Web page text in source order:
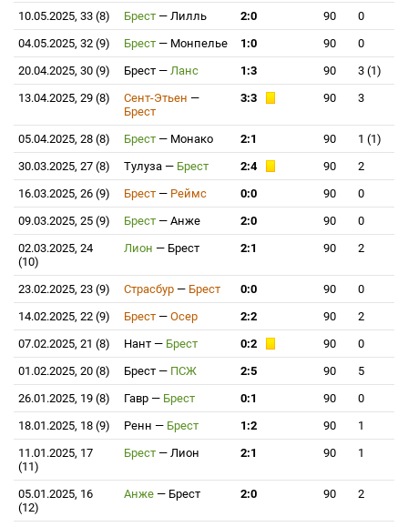
10.05.2025, 33 (8)
Брест — Лилль 2:0 90
0
04.05.2025, 32 (9)
Брест — Монпелье 1:0 90
0
20.04.2025, 30 (9)
Брест — Ланс 1:3 90
3 (1)
13.04.2025, 29 (8)
Сент-Этьен —
Брест
3:3 90 3
05.04.2025, 28 (8) Брест — Монако 2:1 90
1 (1)
30.03.2025, 27 (8)
Тулуза — Брест 2:4 90
2
16.03.2025, 26 (9)
Брест — Реймс 0:0 90
0
09.03.2025, 25 (9)
Брест — Анже 2:0 90
0
02.03.2025, 24
(10)
Лион — Брест 2:1 90 2
23.02.2025, 23 (9) Страсбур — Брест 0:0 90
0
14.02.2025, 22 (9)
Брест — Осер 2:2 90
2
07.02.2025, 21 (8)
Нант — Брест 0:2 90
0
01.02.2025, 20 (8)
Брест — ПСЖ 2:5 90
5
26.01.2025, 19 (8)
Гавр — Брест 0:1 90
0
18.01.2025, 18 (9)
Ренн — Брест 1:2 90
1
11.01.2025, 17
(11)
Брест — Лион 2:1 90 1
05.01.2025, 16
(12)
Анже — Брест 2:0 90 2